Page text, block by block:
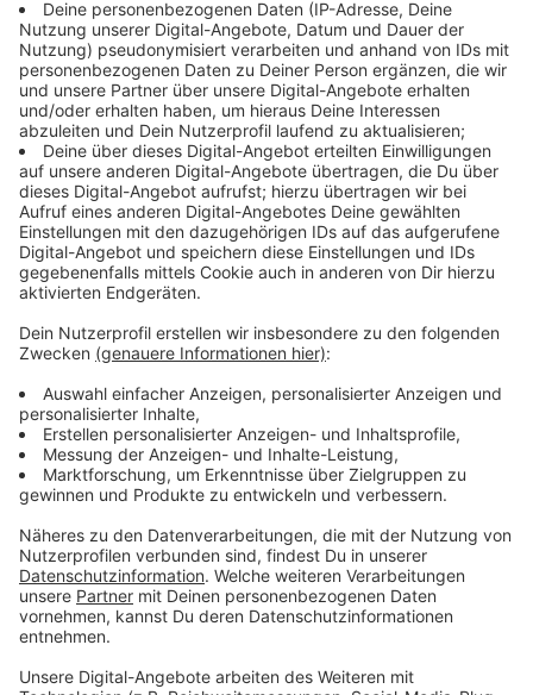
Möhren (Geschmackspunkt für die günstige Variante)
Knoblauch
Dosentomaten (Bio hat geschmacklich die Nase
deutlich vorne)
Oregano
Hackfleisch (Pluspunkt für Bio)
Salz, Pfeffer
Spaghetti (die Billig-Spaghetti schmecken besser)
Anzeige
Fazit
Preisunterschied: 4,90 Euro für die Billig-Variante
gegen 10,30 Euro für Bio-Qualität
Geschmack: Dosentomaten und Hackfleisch